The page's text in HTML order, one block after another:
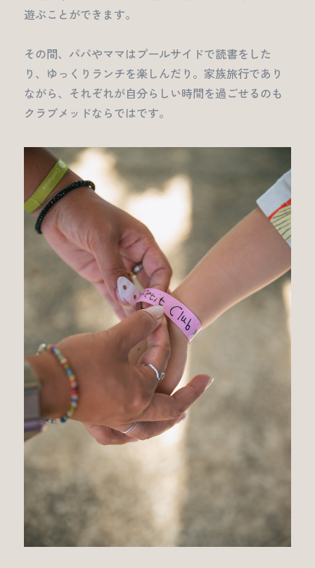
遊ぶことができます。
その間、パパやママはプールサイドで読書をした
り、ゆっくりランチを楽しんだり。家族旅行であり
ながら、それぞれが自分らしい時間を過ごせるのも
クラブメッドならではです。